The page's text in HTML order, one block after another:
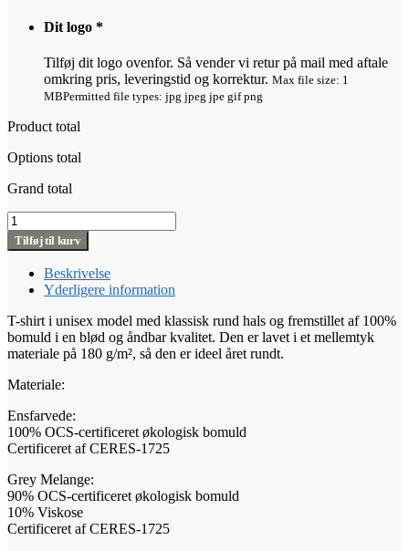
Dit logo *
Tilføj dit logo ovenfor. Så vender vi retur på mail med aftale
omkring pris, leveringstid og korrektur. Max file size: 1
MBPermitted file types: jpg jpeg jpe gif png
Product total
Options total
Grand total
UM
T-
shirt
(OCS)
Regular
Unisex
antal
Tilføj til kurv
Beskrivelse
Yderligere information
T-shirt i unisex model med klassisk rund hals og fremstillet af 100%
bomuld i en blød og åndbar kvalitet. Den er lavet i et mellemtyk
materiale på 180 g/m², så den er ideel året rundt.
Materiale:
Ensfarvede:
100% OCS-certificeret økologisk bomuld
Certificeret af CERES-1725
Grey Melange:
90% OCS-certificeret økologisk bomuld
10% Viskose
Certificeret af CERES-1725